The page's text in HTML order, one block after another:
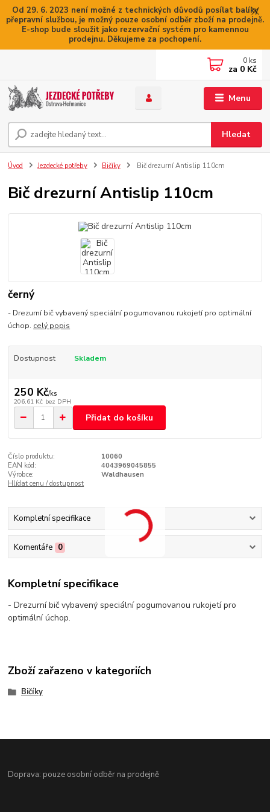
Od 29. 6. 2023 není možné z technických důvodů posílat balíky
přepravní službou, je možný pouze osobní odběr zboží na prodejně.
E-shop bude sloužit jako rezervační systém pro kamennou
prodejnu. Děkujeme za pochopení.
Menu
Hledat
0 ks
za 0 Kč
Úvod Jezdecké potřeby Bičíky Bič drezurní Antislip 110cm
Bič drezurní Antislip 110cm
černý
- Drezurní bič vybavený speciální pogumovanou rukojetí pro optimální
úchop. celý popis
Dostupnost Skladem
250 Kč/ks
206,61 Kč bez DPH
Přidat do košíku
Číslo produktu:
10060
EAN kód:
4043969045855
Výrobce:
Waldhausen
Hlídat cenu / dostupnost
Kompletní specifikace
Komentáře 0
Kompletní specifikace
- Drezurní bič vybavený speciální pogumovanou rukojetí pro
optimální úchop.
Zboží zařazeno v kategoriích
Bičíky
Doprava: pouze osobní odběr na prodejně